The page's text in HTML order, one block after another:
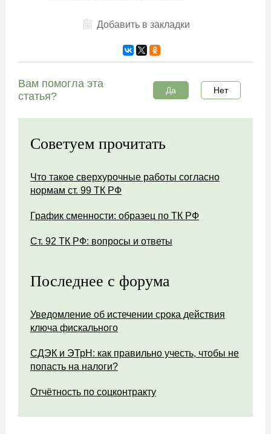
Добавить в закладки
Вам помогла эта
статья?
Да Нет
Советуем прочитать
Что такое сверхурочные работы согласно
нормам ст. 99 ТК РФ
График сменности: образец по ТК РФ
Ст. 92 ТК РФ: вопросы и ответы
Последнее с форума
Уведомление об истечении срока действия
ключа фискального
СДЭК и ЭТрН: как правильно учесть, чтобы не
попасть на налоги?
Отчётность по соцконтракту